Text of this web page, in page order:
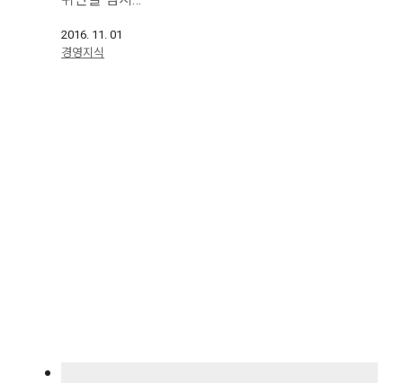
2016. 11. 01
경영지식